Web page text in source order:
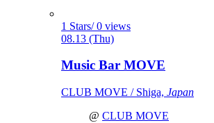
1 Stars/ 0 views
08.13 (Thu)
Music Bar MOVE
CLUB MOVE / Shiga, Japan
@ CLUB MOVE